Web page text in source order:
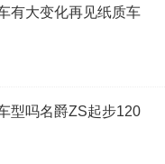
有大变化再见纸质车
型吗名爵ZS起步120